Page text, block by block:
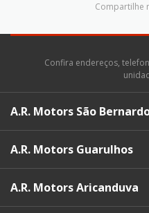
Compartilhe
Confira endereços,
A.R. Motors São
A.R. Motors Guarulhos
A.R. Motors Aricanduva